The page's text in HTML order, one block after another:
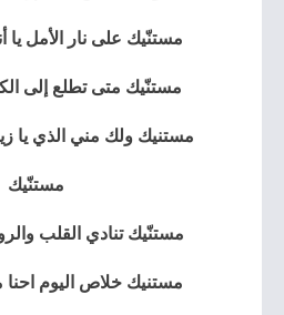
مستنّيك على نار الأمل يا
مستنّيك متى تطلع إلى
مستنيك ولك مني الذي يا
مستنّيك
مستنّيك تنادي القلب
مستنيك خلاص اليوم احنا